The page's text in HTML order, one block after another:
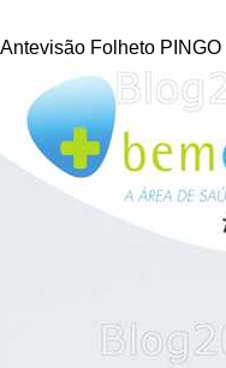
Antevisão Folheto